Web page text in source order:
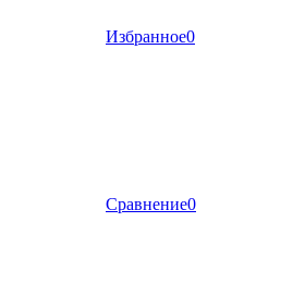
Избранное0
Сравнение0